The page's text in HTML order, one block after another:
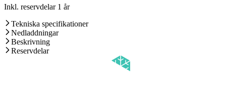
Inkl. reservdelar 1 år
Tekniska specifikationer
Nedladdningar
Beskrivning
Reservdelar